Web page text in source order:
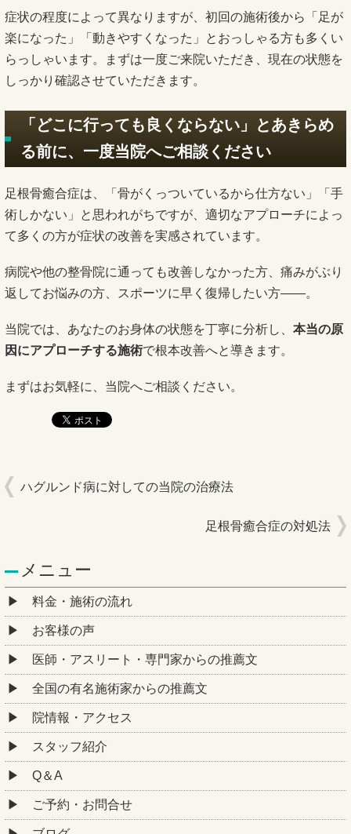
症状の程度によって異なりますが、初回の施術後から「足が
楽になった」「動きやすくなった」とおっしゃる方も多くい
らっしゃいます。まずは一度ご来院いただき、現在の状態を
しっかり確認させていただきます。
「どこに行っても良くならない」とあきらめ
る前に、一度当院へご相談ください
足根骨癒合症は、「骨がくっついているから仕方ない」「手
術しかない」と思われがちですが、適切なアプローチによっ
て多くの方が症状の改善を実感されています。
病院や他の整骨院に通っても改善しなかった方、痛みがぶり
返してお悩みの方、スポーツに早く復帰したい方——。
当院では、あなたのお身体の状態を丁寧に分析し、 本当の原
因にアプローチする施術で根本改善へと導きます。
まずはお気軽に、当院へご相談ください。
ハグルンド病に対しての当院の治療法
足根骨癒合症の対処法
メニュー
料金・施術の流れ
お客様の声
医師・アスリート・専門家からの推薦文
全国の有名施術家からの推薦文
院情報・アクセス
スタッフ紹介
Q＆A
ご予約・お問合せ